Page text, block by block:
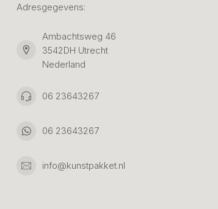
Adresgegevens:
Ambachtsweg 46
3542DH Utrecht
Nederland
06 23643267
06 23643267
info@kunstpakket.nl